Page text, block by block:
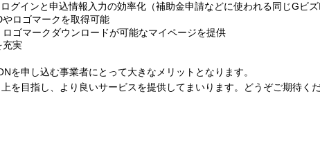
グインと申込情報入力の効率化（補助金申請などに使われる同じGビズ
ロゴマークを取得可能
ゴマークダウンロードが可能なマイページを提供
充実
を申し込む事業者にとって大きなメリットとなります。
を目指し、より良いサービスを提供してまいります。どうぞご期待くだ